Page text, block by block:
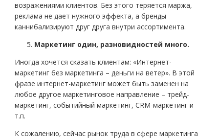
возражениями клиентов. Без этого теряется маржа,
реклама не дает нужного эффекта, а бренды
каннибализируют друг друга внутри ассортимента.
Маркетинг один, разновидностей много.
Иногда хочется сказать клиентам: «Интернет-
маркетинг без маркетинга – деньги на ветер». В этой
фразе интернет-маркетинг может быть заменен на
любое другое маркетинговое направление – трейд-
маркетинг, событийный маркетинг, CRM-маркетинг и
т.п.
К сожалению, сейчас рынок труда в сфере маркетинга